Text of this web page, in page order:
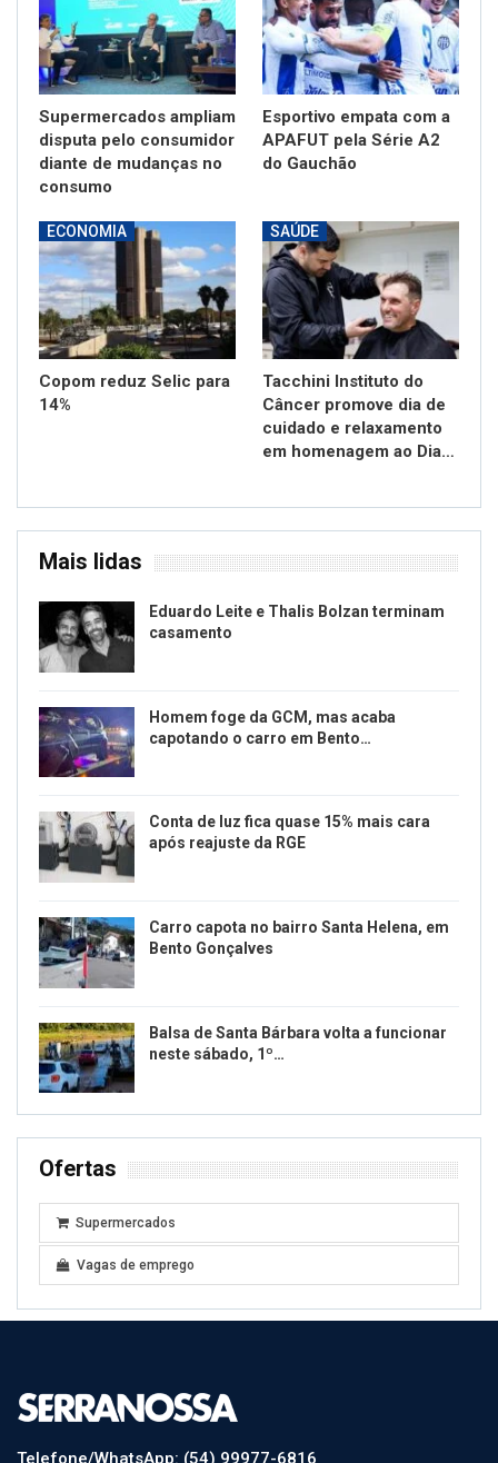
Supermercados ampliam
disputa pelo consumidor
diante de mudanças no
consumo
Esportivo empata com a
APAFUT pela Série A2
do Gauchão
ECONOMIA
Copom reduz Selic para
14%
SAÚDE
Tacchini Instituto do
Câncer promove dia de
cuidado e relaxamento
em homenagem ao Dia…
Mais lidas
Eduardo Leite e Thalis Bolzan terminam
casamento
Homem foge da GCM, mas acaba
capotando o carro em Bento…
Conta de luz fica quase 15% mais cara
após reajuste da RGE
Carro capota no bairro Santa Helena, em
Bento Gonçalves
Balsa de Santa Bárbara volta a funcionar
neste sábado, 1º…
Ofertas
Supermercados
Vagas de emprego
Telefone/WhatsApp: (54) 99977-6816